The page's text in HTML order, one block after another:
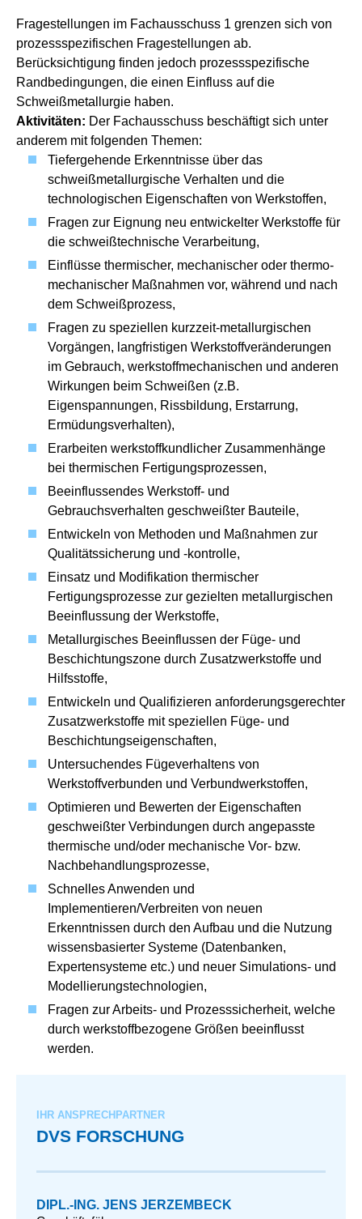
Fragestellungen im Fachausschuss 1 grenzen sich von
prozessspezifischen Fragestellungen ab.
Berücksichtigung finden jedoch prozessspezifische
Randbedingungen, die einen Einfluss auf die
Schweißmetallurgie haben.
Aktivitäten: Der Fachausschuss beschäftigt sich unter
anderem mit folgenden Themen:
Tiefergehende Erkenntnisse über das
schweißmetallurgische Verhalten und die
technologischen Eigenschaften von Werkstoffen,
Fragen zur Eignung neu entwickelter Werkstoffe für
die schweißtechnische Verarbeitung,
Einflüsse thermischer, mechanischer oder thermo-
mechanischer Maßnahmen vor, während und nach
dem Schweißprozess,
Fragen zu speziellen kurzzeit-metallurgischen
Vorgängen, langfristigen Werkstoffveränderungen
im Gebrauch, werkstoffmechanischen und anderen
Wirkungen beim Schweißen (z.B.
Eigenspannungen, Rissbildung, Erstarrung,
Ermüdungsverhalten),
Erarbeiten werkstoffkundlicher Zusammenhänge
bei thermischen Fertigungsprozessen,
Beeinflussendes Werkstoff- und
Gebrauchsverhalten geschweißter Bauteile,
Entwickeln von Methoden und Maßnahmen zur
Qualitätssicherung und -kontrolle,
Einsatz und Modifikation thermischer
Fertigungsprozesse zur gezielten metallurgischen
Beeinflussung der Werkstoffe,
Metallurgisches Beeinflussen der Füge- und
Beschichtungszone durch Zusatzwerkstoffe und
Hilfsstoffe,
Entwickeln und Qualifizieren anforderungsgerechter
Zusatzwerkstoffe mit speziellen Füge- und
Beschichtungseigenschaften,
Untersuchendes Fügeverhaltens von
Werkstoffverbunden und Verbundwerkstoffen,
Optimieren und Bewerten der Eigenschaften
geschweißter Verbindungen durch angepasste
thermische und/oder mechanische Vor- bzw.
Nachbehandlungsprozesse,
Schnelles Anwenden und
Implementieren/Verbreiten von neuen
Erkenntnissen durch den Aufbau und die Nutzung
wissensbasierter Systeme (Datenbanken,
Expertensysteme etc.) und neuer Simulations- und
Modellierungstechnologien,
Fragen zur Arbeits- und Prozesssicherheit, welche
durch werkstoffbezogene Größen beeinflusst
werden.
IHR ANSPRECHPARTNER
DVS FORSCHUNG
DIPL.-ING. JENS JERZEMBECK